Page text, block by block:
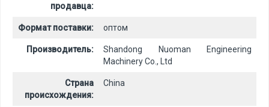
продавца:
Формат поставки: оптом
Производитель:
Shandong Nuoman Engineering
Machinery Co., Ltd
Страна
происхождения:
China